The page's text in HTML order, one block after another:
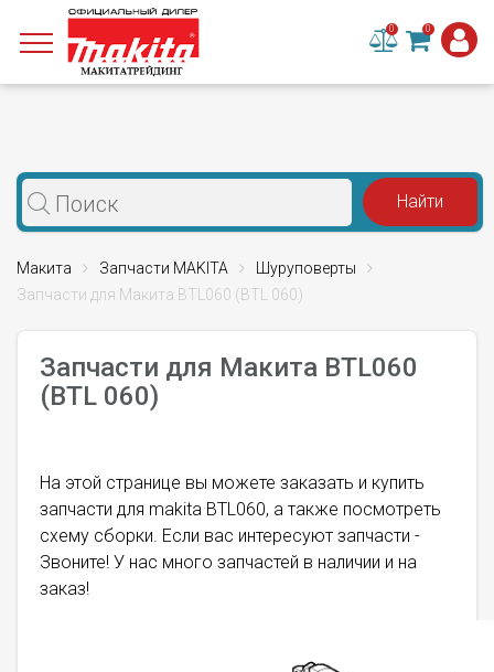
0 0
Макита Запчасти MAKITA
Шуруповерты
Запчасти для Макита BTL060 (BTL 060)
Запчасти для Макита BTL060
(BTL 060)
На этой странице вы можете заказать и купить
запчасти для makita BTL060, а также посмотреть
схему сборки. Если вас интересуют запчасти -
Звоните! У нас много запчастей в наличии и на
заказ!